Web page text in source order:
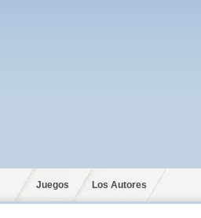
Juegos Los Autores